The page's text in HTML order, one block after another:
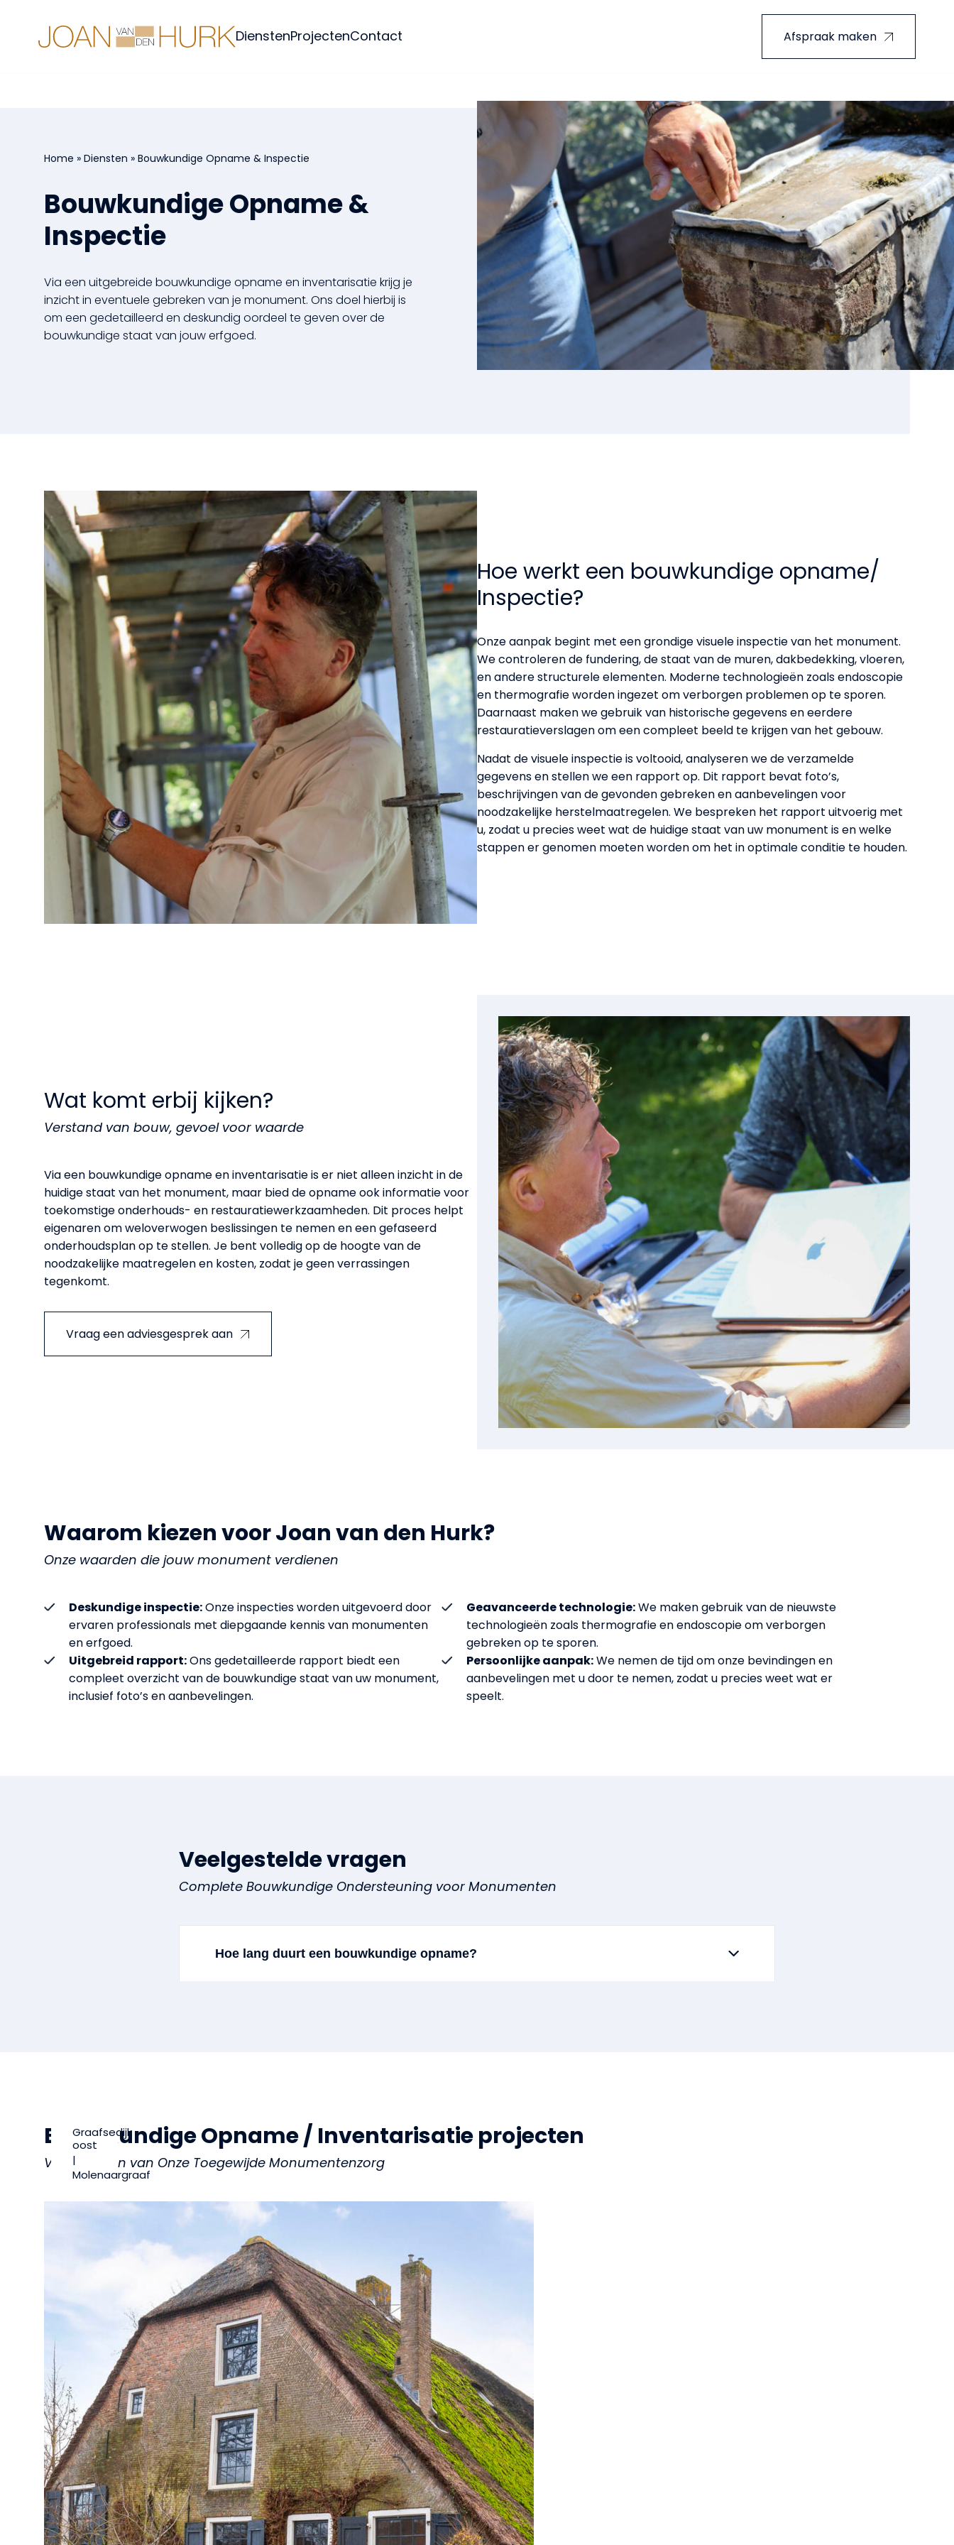
hoofdinhoud
Home DienstenProjectenContact Afspraak maken
Home » Diensten » Bouwkundige Opname & Inspectie
Bouwkundige Opname &
Inspectie
Via een uitgebreide bouwkundige opname en inventarisatie krijg je
inzicht in eventuele gebreken van je monument. Ons doel hierbij is
om een gedetailleerd en deskundig oordeel te geven over de
bouwkundige staat van jouw erfgoed.
Hoe werkt een bouwkundige opname/
Inspectie?
Onze aanpak begint met een grondige visuele inspectie van het monument.
We controleren de fundering, de staat van de muren, dakbedekking, vloeren,
en andere structurele elementen. Moderne technologieën zoals endoscopie
en thermografie worden ingezet om verborgen problemen op te sporen.
Daarnaast maken we gebruik van historische gegevens en eerdere
restauratieverslagen om een compleet beeld te krijgen van het gebouw.
Nadat de visuele inspectie is voltooid, analyseren we de verzamelde
gegevens en stellen we een rapport op. Dit rapport bevat foto’s,
beschrijvingen van de gevonden gebreken en aanbevelingen voor
noodzakelijke herstelmaatregelen. We bespreken het rapport uitvoerig met
u, zodat u precies weet wat de huidige staat van uw monument is en welke
stappen er genomen moeten worden om het in optimale conditie te houden.
Wat komt erbij kijken?
Verstand van bouw, gevoel voor waarde
Via een bouwkundige opname en inventarisatie is er niet alleen inzicht in de
huidige staat van het monument, maar bied de opname ook informatie voor
toekomstige onderhouds- en restauratiewerkzaamheden. Dit proces helpt
eigenaren om weloverwogen beslissingen te nemen en een gefaseerd
onderhoudsplan op te stellen. Je bent volledig op de hoogte van de
noodzakelijke maatregelen en kosten, zodat je geen verrassingen
tegenkomt.
Vraag een adviesgesprek aan
Waarom kiezen voor Joan van den Hurk?
Onze waarden die jouw monument verdienen
Deskundige inspectie:Onze inspecties worden uitgevoerd door
ervaren professionals met diepgaande kennis van monumenten
en erfgoed.
Geavanceerde technologie:We maken gebruik van de nieuwste
technologieën zoals thermografie en endoscopie om verborgen
gebreken op te sporen.
Uitgebreid rapport:Ons gedetailleerde rapport biedt een
compleet overzicht van de bouwkundige staat van uw monument,
inclusief foto’s en aanbevelingen.
Persoonlijke aanpak:We nemen de tijd om onze bevindingen en
aanbevelingen met u door te nemen, zodat u precies weet wat er
speelt.
Veelgestelde vragen
Complete Bouwkundige Ondersteuning voor Monumenten
Hoe lang duurt een bouwkundige opname?
Bouwkundige Opname / Inventarisatie projecten
Voorbeelden van Onze Toegewijde Monumentenzorg
Graafsedijk
oost
|
Molenaargraaf